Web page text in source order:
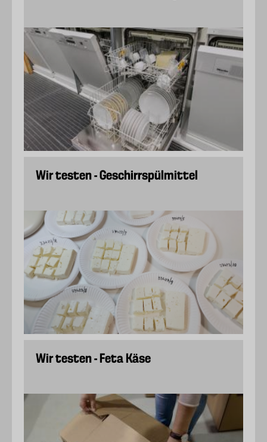
Wir testen - Geschirrspülmittel
Wir testen - Feta Käse